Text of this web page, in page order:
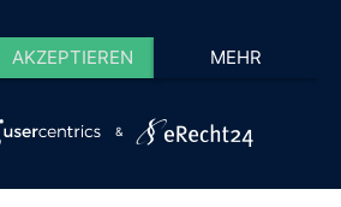
AKZEPTIEREN MEHR
&